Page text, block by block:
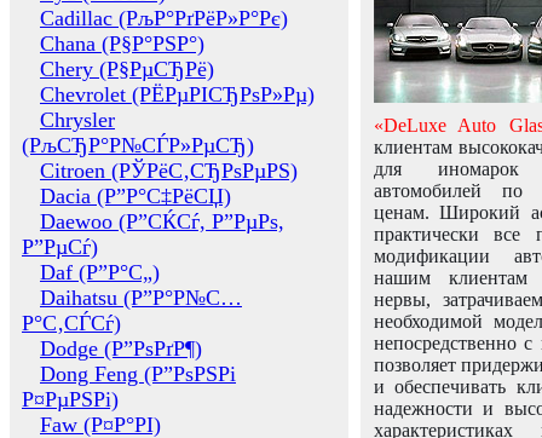
Cadillac (РљР°РґРёР»Р°Рє)
Chana (Р§Р°РЅР°)
Chery (Р§РµСЂРё)
Chevrolet (РЁРµРІСЂРѕР»Рµ)
Chrysler
(РљСЂР°Р№СЃР»РµСЂ)
Citroen (РЎРёС‚СЂРѕРµРЅ)
Dacia (Р”Р°С‡РёСЏ)
Daewoo (Р”СЌСѓ, Р”РµРѕ,
Р”РµСѓ)
Daf (Р”Р°С„)
Daihatsu (Р”Р°Р№С…
Р°С‚СЃСѓ)
Dodge (Р”РѕРґР¶)
Dong Feng (Р”РѕРЅРі
Р¤РµРЅРі)
Faw (Р¤Р°РІ)
«DeLuxe Auto
клиентам
для иномарок
автомобилей
ценам. Широкий
практически все
модификации
нашим клиентам
нервы,
необходимой
непосредственно
позволяет
и обеспечивать
надежности и